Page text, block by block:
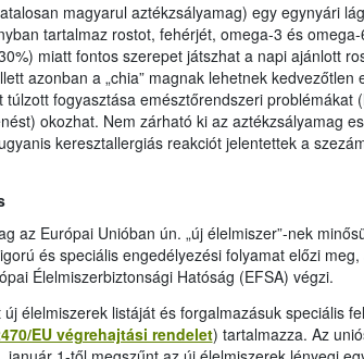
magyarul aztékzsályamag) egy egynyári
tartalmaz rostot, fehérjét, omega-3 és
miatt fontos szerepet játszhat a napi ajánlott
azonban a „chia” magnak lehetnek kedvezőtlen
túlzott fogyasztása emésztőrendszeri problémákat
okozhat. Nem zárható ki az aztékzsályamag
keresztallergiás reakciót jelentettek a
az Európai Unióban ún. „új élelmiszer”-nek
és speciális engedélyezési folyamat előzi
Élelmiszerbiztonsági Hatóság (EFSA) végzi.
élelmiszerek listáját és forgalmazásuk speciális
EU végrehajtási rendelet) tartalmazza. Az